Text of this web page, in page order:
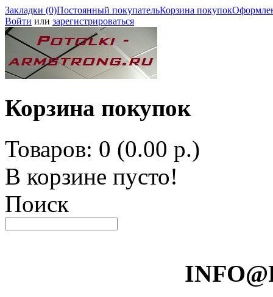
Закладки (0)Постоянный покупательКорзина покупок
Войти или зарегистрироваться
Корзина покупок
Товаров: 0 (0.00 р.)
В корзине пусто!
Поиск